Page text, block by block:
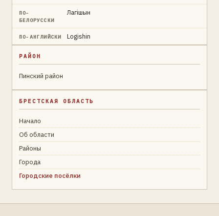
ПО-
БЕЛОРУССКИ
Лагішын
ПО-АНГЛИЙСКИ Logishin
РАЙОН
Пинский район
БРЕСТСКАЯ ОБЛАСТЬ
Начало
Об области
Районы
Города
Городские посёлки